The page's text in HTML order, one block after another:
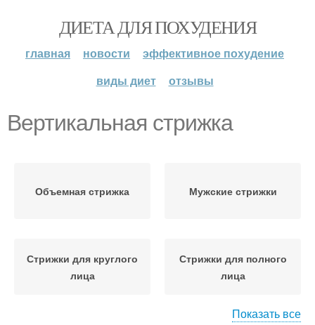
ДИЕТА ДЛЯ ПОХУДЕНИЯ
главная новости
эффективное похудение
виды диет
отзывы
Вертикальная стрижка
Объемная стрижка Мужские стрижки
Стрижки для круглого
лица
Стрижки для полного
лица
Показать все